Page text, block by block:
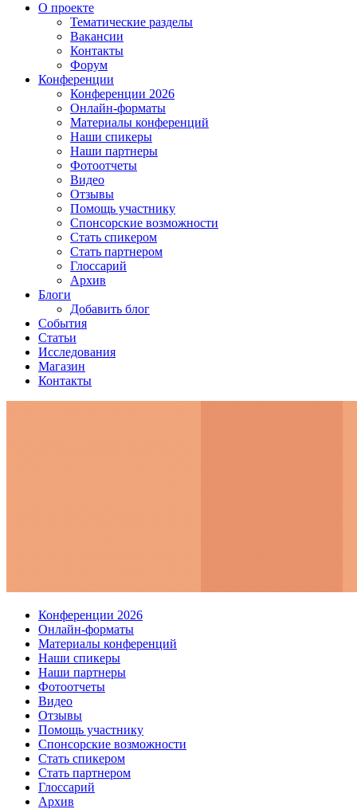
О проекте
Тематические разделы
Вакансии
Контакты
Форум
Конференции
Конференции 2026
Онлайн-форматы
Материалы конференций
Наши спикеры
Наши партнеры
Фотоотчеты
Видео
Отзывы
Помощь участнику
Спонсорские возможности
Стать спикером
Стать партнером
Глоссарий
Архив
Блоги
Добавить блог
События
Статьи
Исследования
Магазин
Контакты
Конференции 2026
Онлайн-форматы
Материалы конференций
Наши спикеры
Наши партнеры
Фотоотчеты
Видео
Отзывы
Помощь участнику
Спонсорские возможности
Стать спикером
Стать партнером
Глоссарий
Архив